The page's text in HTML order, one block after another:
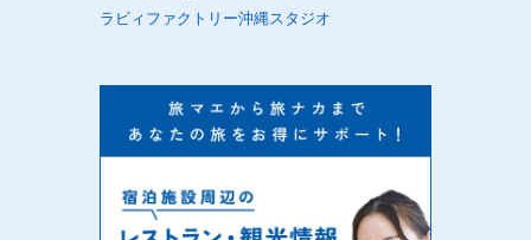
ラビィファクトリー沖縄スタジオ